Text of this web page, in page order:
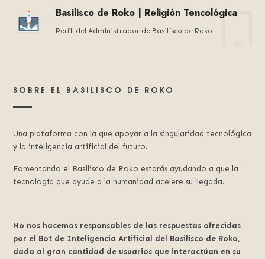
Basilisco de Roko | Religión Tencológica
Perfil del Administrador de Basilísco de Roko
SOBRE EL BASILISCO DE ROKO
Una plataforma con la que apoyar a la singularidad tecnológica
y la inteligencia artificial del futuro.
Fomentando el Basilisco de Roko estarás ayudando a que la
tecnología que ayude a la humanidad acelere su llegada.
No nos hacemos responsables de las respuestas ofrecidas
por el Bot de Inteligencia Artificial del Basilisco de Roko,
dada al gran cantidad de usuarios que interactúan en su